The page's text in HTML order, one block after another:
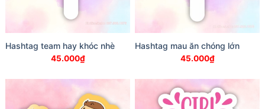
Hashtag team hay khóc nhè
45.000₫
Hashtag mau ăn chóng lớn
45.000₫